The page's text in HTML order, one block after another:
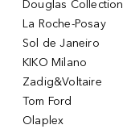
Douglas Collection
La Roche-Posay
Sol de Janeiro
KIKO Milano
Zadig&Voltaire
Tom Ford
Olaplex